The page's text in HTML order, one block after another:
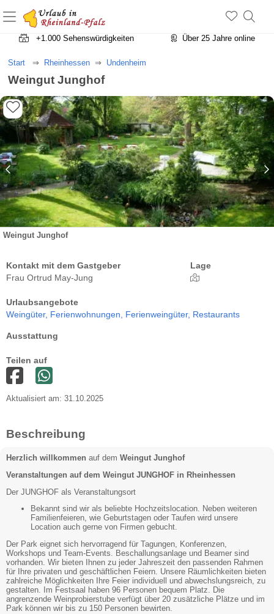
+1.500 Unterkünfte in Rheinland-Pfalz
+1.000 Sehenswürdigkeiten
Über 25 Jahre online
Start Rheinhessen Undenheim
Weingut Junghof
Weingut Junghof
Kontakt mit dem Gastgeber
Frau Ortrud May-Jung
Lage
Urlaubsangebote
Weingüter, Ferienwohnungen, Ferienweingüter, Restaurants
Ausstattung
Teilen auf
Aktualisiert am: 31.10.2025
Beschreibung
Herzlich willkommen auf dem Weingut Junghof
Veranstaltungen auf dem Weingut JUNGHOF in Rheinhessen
Der JUNGHOF als Veranstaltungsort
Bekannt sind wir als beliebte Hochzeitslocation. Neben weiteren
Familienfeieren, wie Geburtstagen oder Taufen wird unsere
Location auch gerne von Firmen gebucht.
Der Park eignet sich hervorragend für Tagungen, Konferenzen,
Workshops und Team-Events. Beschallungsanlage und Beamer sind
vorhanden. Wir bieten Ihnen zu jeder Jahreszeit den passenden Rahmen
für Ihre privaten und geschäftlichen Feiern. Unsere Räumlichkeiten bieten
zahlreiche Möglichkeiten Ihre Feier individuell und abwechslungsreich, zu
gestalten. Im Festsaal haben 96 Personen bequem Platz. Die
angrenzende Weinprobierstube verfügt über 20 zusätzliche Plätze und im
Park können wir bis zu 150 Personen bewirten.